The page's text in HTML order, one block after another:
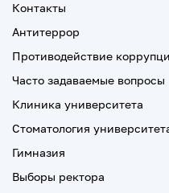
Контакты
Антитеррор
Противодействие
Часто задаваемые вопросы
Клиника университета
Стоматология
Гимназия
Выборы ректора